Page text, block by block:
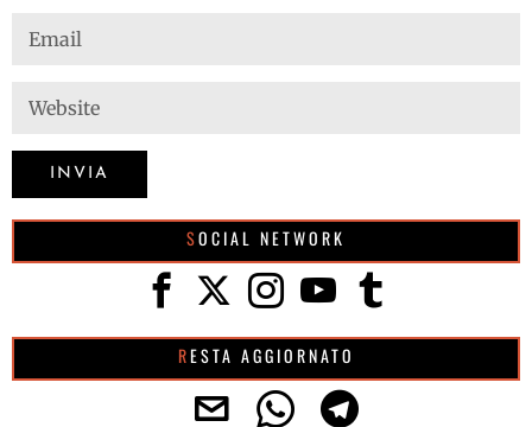
SOCIAL NETWORK
RESTA AGGIORNATO